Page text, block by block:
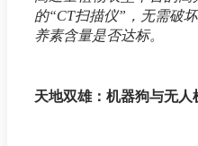
的“CT扫描仪”，无需破
养素含量是否达标。
天地双雄：机器狗与无人